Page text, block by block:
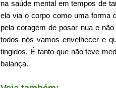
na saúde mental em tempos de
ela via o corpo como uma forma
pela coragem de posar nua e
todos nós vamos envelhecer e
tingidos. É tanto que não teve
balança.